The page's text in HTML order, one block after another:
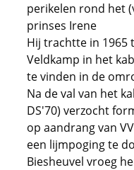
perikelen rond het
prinses Irene
Hij trachtte in 1965
Veldkamp in het
te vinden in de
Na de val van het
DS'70) verzocht
op aandrang van
een lijmpoging te
Biesheuvel vroeg